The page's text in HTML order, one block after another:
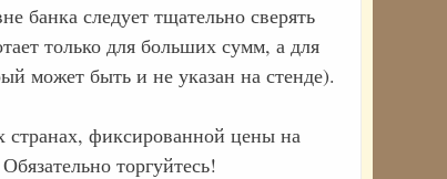
банка следует тщательно сверять
только для больших сумм, а для
может быть и не указан на стенде).
странах, фиксированной цены на
торгуйтесь!